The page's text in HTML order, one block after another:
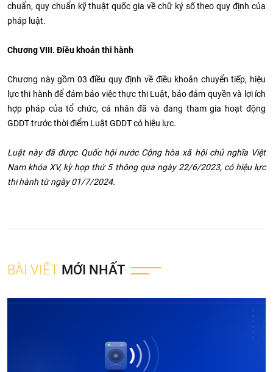
chuẩn, quy chuẩn kỹ thuật quốc gia về chữ ký số theo quy định của
pháp luật.
Chương VIII. Điều khoản thi hành
Chương này gồm 03 điều quy định về điều khoản chuyển tiếp, hiệu
lực thi hành để đảm bảo việc thực thi Luật, bảo đảm quyền và lợi ích
hợp pháp của tổ chức, cá nhân đã và đang tham gia hoạt động
GDDT trước thời điểm Luật GDDT có hiệu lực.
Luật này đã được Quốc hội nước Cộng hòa xã hội chủ nghĩa Việt
Nam khóa XV, kỳ họp thứ 5 thông qua ngày 22/6/2023, có hiệu lực
thi hành từ ngày 01/7/2024.
BÀI VIẾT MỚI NHẤT